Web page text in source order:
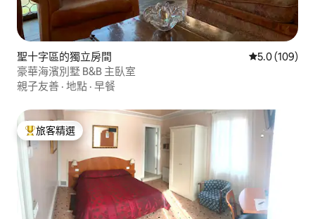
聖十字區的獨立房間 從 109 則評
5.0 (109)
豪華海濱別墅 B&B 主臥室
親子友善 · 地點 · 早餐
旅客精選榜首
旅客精選